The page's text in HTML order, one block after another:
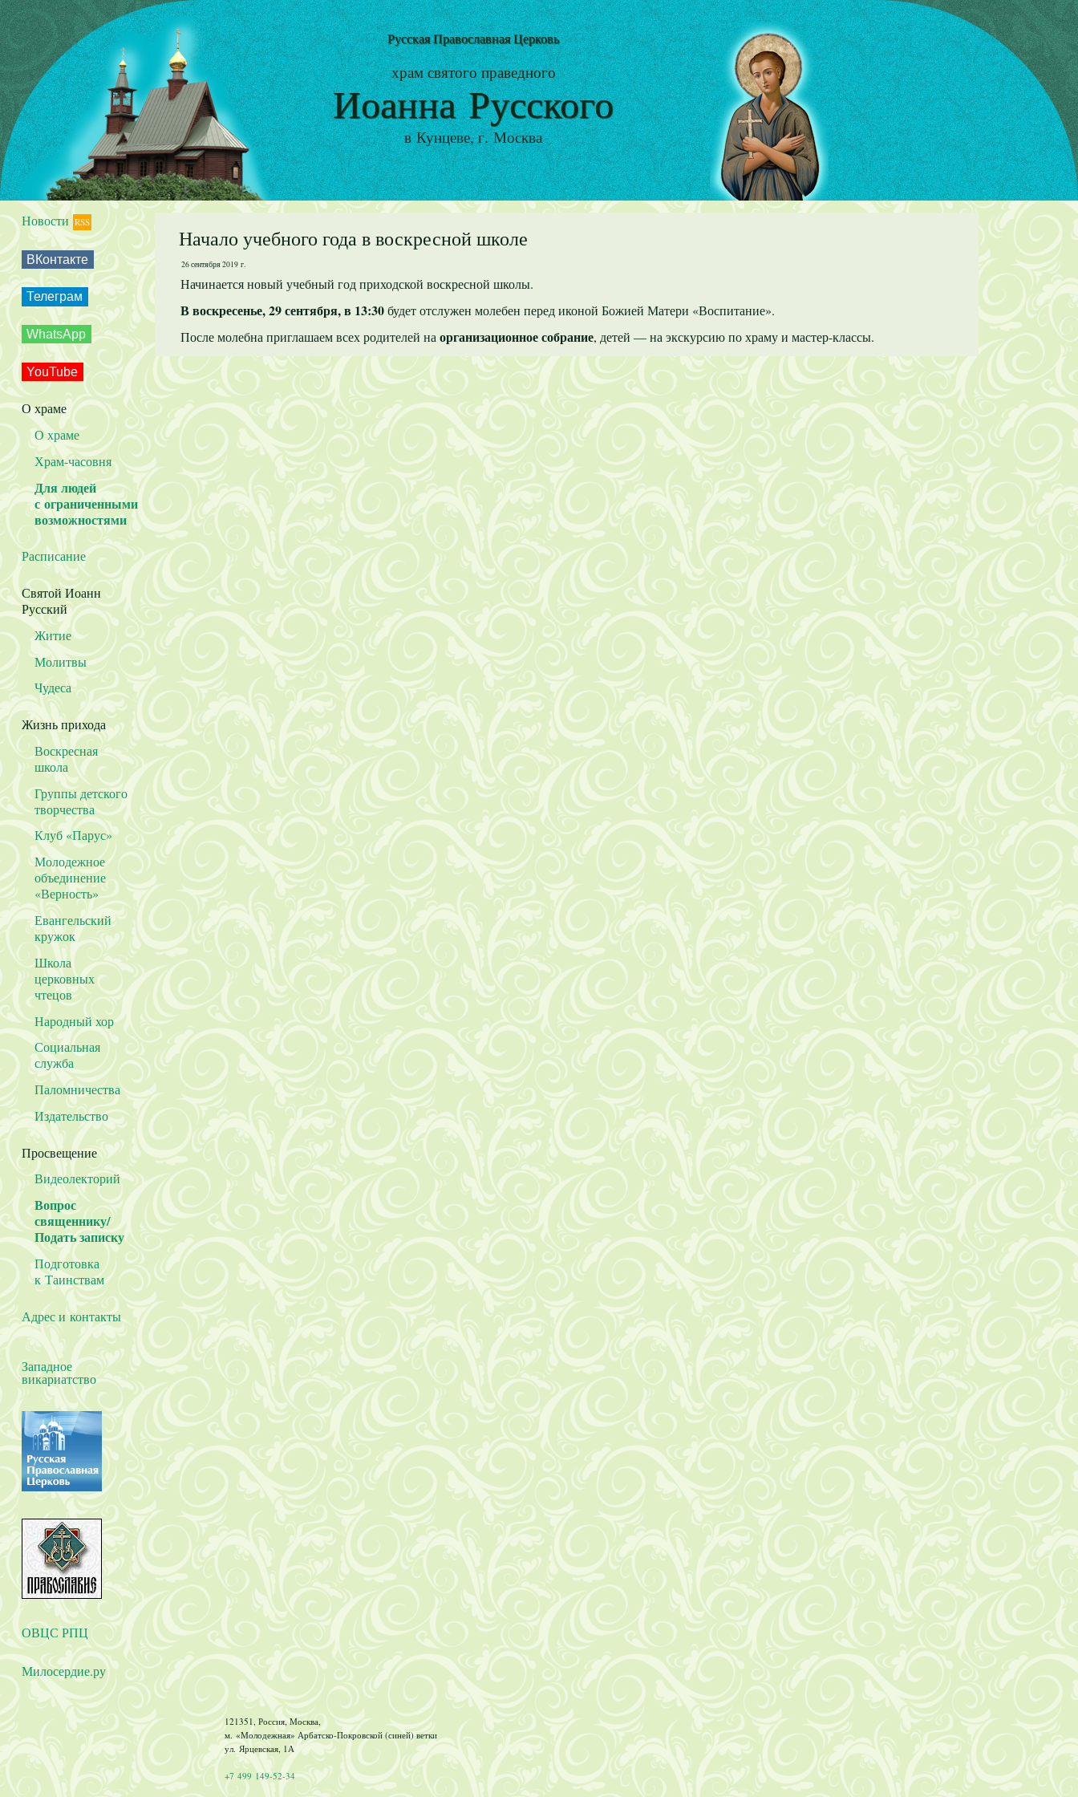
Русская Православная Церковь
храм святого праведного
Иоанна Русского
в Кунцеве, г. Москва
Новости RSS
ВКонтакте
Телеграм
WhatsApp
YouTube
О храме
О храме
Храм-часовня
Для людей
с ограниченными
возможностями
Расписание
Святой Иоанн
Русский
Житие
Молитвы
Чудеса
Жизнь прихода
Воскресная
школа
Группы детского
творчества
Клуб «Парус»
Молодежное
объединение
«Верность»
Евангельский
кружок
Школа
церковных
чтецов
Народный хор
Социальная
служба
Паломничества
Издательство
Просвещение
Видеолекторий
Вопрос
священнику/
Подать записку
Подготовка
к Таинствам
Адрес и контакты
Западное
викариатство
ОВЦС РПЦ
Милосердие.ру
Начало учебного года в воскресной школе
26 сентября 2019 г.
Начинается новый учебный год приходской воскресной школы.
В воскресенье, 29 сентября, в 13:30будет отслужен молебен перед иконой Божией Матери «Воспитание».
После молебна приглашаем всех родителей наорганизационное собрание, детей — на экскурсию по храму и мастер-классы.
121351, Россия, Москва,
м. «Молодежная» Арбатско-Покровской (синей) ветки
ул. Ярцевская, 1А
+7 499 149-52-34